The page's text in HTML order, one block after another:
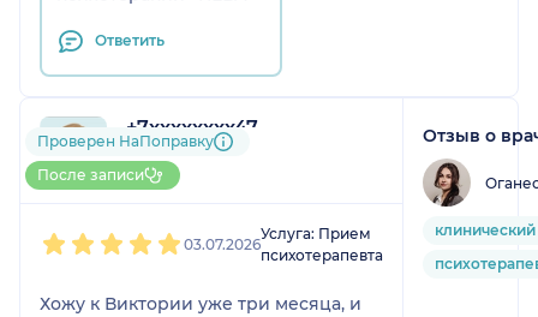
Ответить
+7xxxxxxxx47
1 отзыв
До 10 записей через НаПоправку
Проверен НаПоправку
После записи
03.07.2026
Услуга: Прием
психотерапевта
Хожу к Виктории уже три месяца, и
Отзыв о